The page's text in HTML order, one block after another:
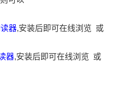
器,安装后即可在线浏览 或
器,安装后即可在线浏览 或